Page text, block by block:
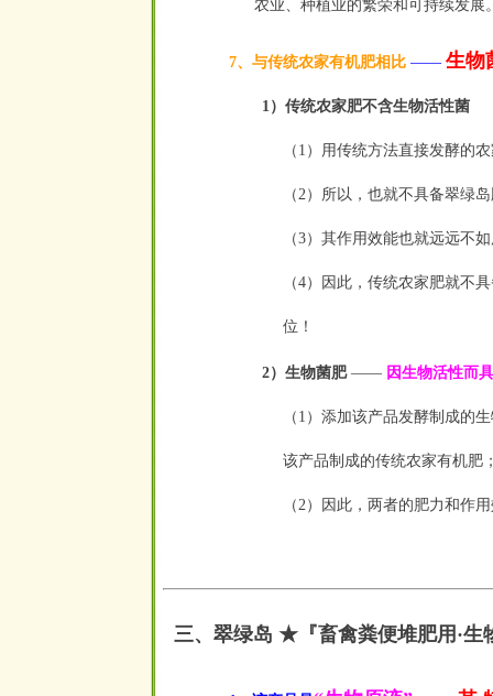
农业、种植业的繁荣和可持续发展
7、与传统农家有机肥相比 —— 生物
1）传统农家肥不含生物活性菌
（1）用传统方法直接发酵的
（2）所以，也就不具备翠绿
（3）其作用效能也就远远不
（4）因此，传统农家肥就不
位！
2）生物菌肥—— 因生物活性而
（1）添加该产品发酵制成的
该产品制成的传统农家有机肥
（2）因此，两者的肥力和作
三、翠绿岛 ★『畜禽粪便堆肥用·生